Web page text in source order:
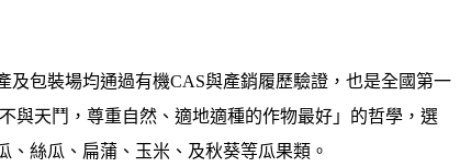
包裝場均通過有機CAS與產銷履歷驗證，也是全國第一
與天鬥，尊重自然、適地適種的作物最好」的哲學，選
絲瓜、扁蒲、玉米、及秋葵等瓜果類。